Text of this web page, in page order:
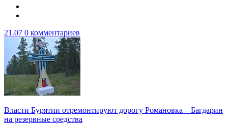
21.07 0 комментариев
Власти Бурятии отремонтируют дорогу Романовка – Багдарин
на резервные средства